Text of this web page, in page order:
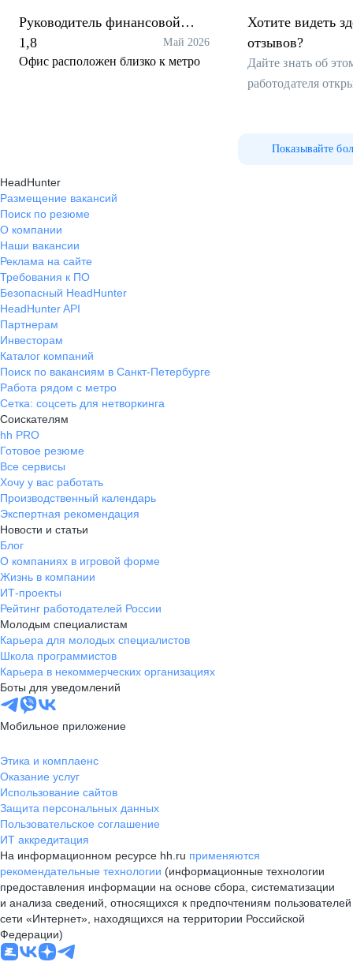
Руководитель финансовой
службы
1,8 Май 2026
Офис расположен близко к метро
Хотите видеть
отзывов?
Дайте знать об
работодателя
Показывайте
HeadHunter
Размещение вакансий
Поиск по резюме
О компании
Наши вакансии
Реклама на сайте
Требования к ПО
Безопасный HeadHunter
HeadHunter API
Партнерам
Инвесторам
Каталог компаний
Поиск по вакансиям в Санкт-Петербурге
Работа рядом с метро
Сетка: соцсеть для нетворкинга
Соискателям
hh PRO
Готовое резюме
Все сервисы
Хочу у вас работать
Производственный календарь
Экспертная рекомендация
Новости и статьи
Блог
О компаниях в игровой форме
Жизнь в компании
ИТ-проекты
Рейтинг работодателей России
Молодым специалистам
Карьера для молодых специалистов
Школа программистов
Карьера в некоммерческих организациях
Боты для уведомлений
Мобильное приложение
Этика и комплаенс
Оказание услуг
Использование сайтов
Защита персональных данных
Пользовательское соглашение
ИТ аккредитация
На информационном ресурсе hh.ru применяются
рекомендательные технологии (информационные технологии
предоставления информации на основе сбора, систематизации
и анализа сведений, относящихся к предпочтениям пользователей
сети «Интернет», находящихся на территории Российской
Федерации)